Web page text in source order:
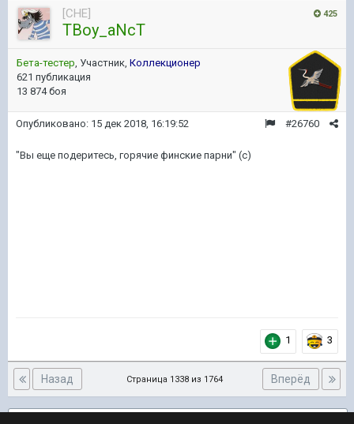
425
[CHE]
TBoy_aNcT
Бета-тестер , Участник, Коллекционер
621 публикация
13 874 боя
#26760
Опубликовано: 15 дек 2018, 16:19:52
"Вы еще подеритесь, горячие финские парни" (с)
1 3
Назад Вперёд
Страница 1338 из 1764